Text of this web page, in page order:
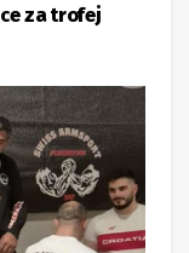
za trofej